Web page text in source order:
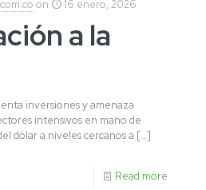
on 16 enero, 2026
a la
inversiones y amenaza
intensivos en mano de
dólar a niveles cercanos a […]
Read more